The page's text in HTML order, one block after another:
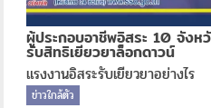
ผู้ประกอบอาชีพอิสระ 10 จัง
รับสิทธิเยียวยาล็อกดาวน์
แรงงานอิสระรับเยียวยาอย่างไร
ข่าวใกล้ตัว